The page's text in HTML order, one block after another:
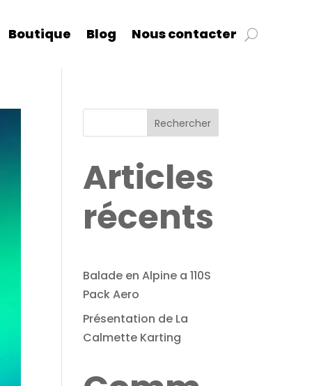
Boutique Blog Nous contacter
Rechercher
Articles
récents
Balade en Alpine a 110S
Pack Aero
Présentation de La
Calmette Karting